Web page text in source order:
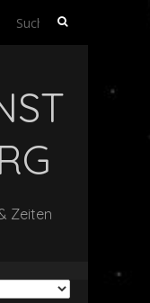
Suche
Zeiten